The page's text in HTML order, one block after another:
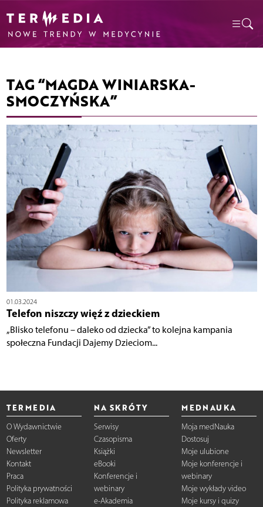
TAG “MAGDA WINIARSKA-
SMOCZYŃSKA”
01.03.2024
Telefon niszczy więź z dzieckiem
„Blisko telefonu – daleko od dziecka” to kolejna kampania
społeczna Fundacji Dajemy Dzieciom...
TERMEDIA
O Wydawnictwie
Oferty
Newsletter
Kontakt
Praca
Polityka prywatności
Polityka reklamowa
NA SKRÓTY
Serwisy
Czasopisma
Książki
eBooki
Konferencje i
webinary
e-Akademia
MEDNAUKA
Moja medNauka
Dostosuj
Moje ulubione
Moje konferencje i
webinary
Moje wykłady video
Moje kursy i quizy